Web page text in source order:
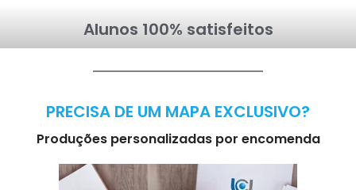
Alunos 100% satisfeitos
PRECISA DE UM MAPA EXCLUSIVO?
Produções personalizadas por encomenda